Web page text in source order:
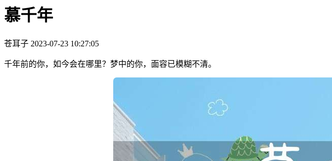
慕千年
苍耳子 2023-07-23 10:27:05
千年前的你，如今会在哪里？梦中的你，面容已模糊不清。